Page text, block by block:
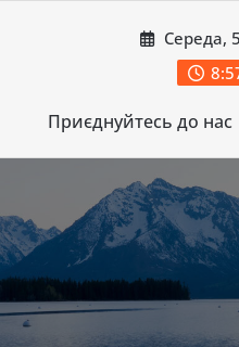
Середа,
Приєднуйтесь до нас